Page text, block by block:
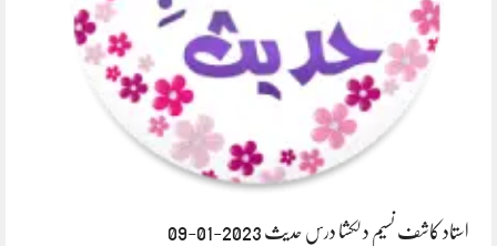
استاد کاشف نسیم دلکشا درس حدیث 2023-01-09